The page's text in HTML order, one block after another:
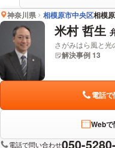
神奈川県 相模原市中央区相模
米村 哲生
さがみはら風と光
解決事例 13
電話
Web
電話で問い合わせ050-